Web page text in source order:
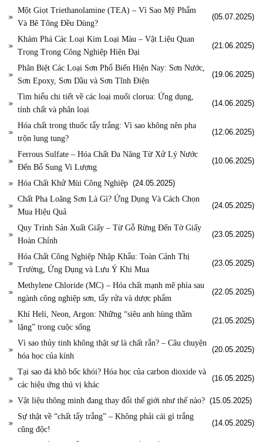
Một Giọt Triethanolamine (TEA) – Vì Sao Mỹ Phẩm
Và Bê Tông Đều Dùng?
(05.07.2025)
Khám Phá Các Loại Kim Loại Màu – Vật Liệu Quan
Trọng Trong Công Nghiệp Hiện Đại
(21.06.2025)
Phân Biệt Các Loại Sơn Phổ Biến Hiện Nay: Sơn Nước,
Sơn Epoxy, Sơn Dầu và Sơn Tĩnh Điện
(19.06.2025)
Tìm hiểu chi tiết về các loại muối clorua: Ứng dụng,
tính chất và phân loại
(14.06.2025)
Hóa chất trong thuốc tẩy trắng: Vì sao không nên pha
trộn lung tung?
(12.06.2025)
Ferrous Sulfate – Hóa Chất Đa Năng Từ Xử Lý Nước
Đến Bổ Sung Vi Lượng
(10.06.2025)
Hóa Chất Khử Mùi Công Nghiệp (24.05.2025)
Chất Pha Loãng Sơn Là Gì? Ứng Dụng Và Cách Chọn
Mua Hiệu Quả
(24.05.2025)
Quy Trình Sản Xuất Giấy – Từ Gỗ Rừng Đến Tờ Giấy
Hoàn Chỉnh
(23.05.2025)
Hóa Chất Công Nghiệp Nhập Khẩu: Toàn Cảnh Thị
Trường, Ứng Dụng và Lưu Ý Khi Mua
(23.05.2025)
Methylene Chloride (MC) – Hóa chất mạnh mẽ phía sau
ngành công nghiệp sơn, tẩy rửa và dược phẩm
(22.05.2025)
Khí Heli, Neon, Argon: Những “siêu anh hùng thầm
lặng” trong cuộc sống
(21.05.2025)
Vì sao thủy tinh không thật sự là chất rắn? – Câu chuyện
hóa học của kính
(20.05.2025)
Tại sao đá khô bốc khói? Hóa học của carbon dioxide và
các hiệu ứng thú vị khác
(16.05.2025)
Vật liệu thông minh đang thay đổi thế giới như thế nào? (15.05.2025)
Sự thật về “chất tẩy trắng” – Không phải cái gì trắng
cũng độc!
(14.05.2025)